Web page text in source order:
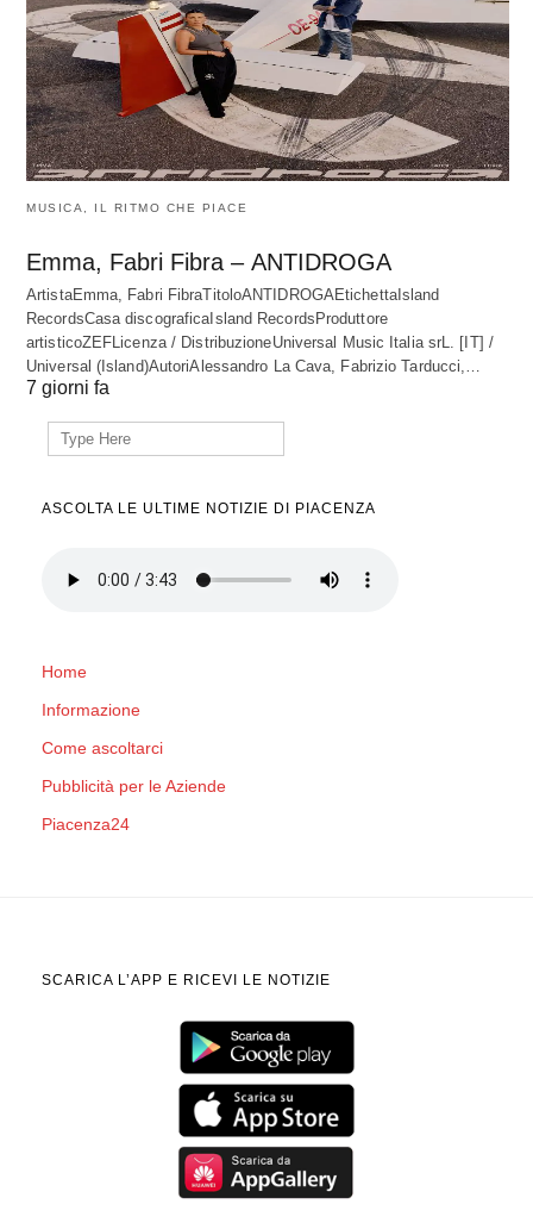
MUSICA, IL RITMO CHE PIACE
Emma, Fabri Fibra – ANTIDROGA
ArtistaEmma, Fabri FibraTitoloANTIDROGAEtichettaIsland
RecordsCasa discograficaIsland RecordsProduttore
artisticoZEFLicenza / DistribuzioneUniversal Music Italia srL. [IT] /
Universal (Island)AutoriAlessandro La Cava, Fabrizio Tarducci,…
7 giorni fa
Search
for:
ASCOLTA LE ULTIME NOTIZIE DI PIACENZA
Home
Informazione
Come ascoltarci
Pubblicità per le Aziende
Piacenza24
SCARICA L’APP E RICEVI LE NOTIZIE